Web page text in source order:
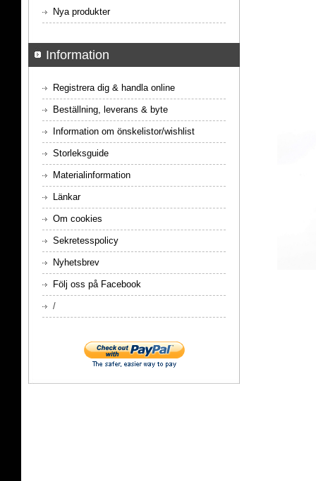
Nya produkter
Information
Registrera dig & handla online
Beställning, leverans & byte
Information om önskelistor/wishlist
Storleksguide
Materialinformation
Länkar
Om cookies
Sekretesspolicy
Nyhetsbrev
Följ oss på Facebook
/